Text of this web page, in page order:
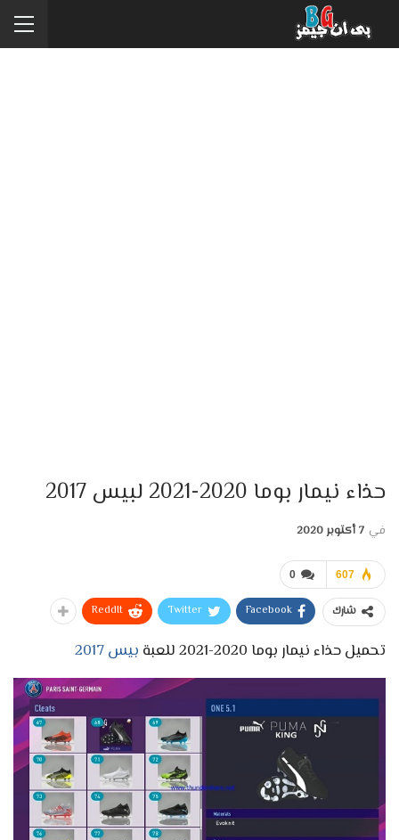
حذاء نيمار بوما 2020-2021 لبيس 2017
في 7 أكتوبر 2020
0 607
شارك Facebook
Twitter
ReddIt
تحميل حذاء نيمار بوما 2020-2021 للعبة بيس 2017